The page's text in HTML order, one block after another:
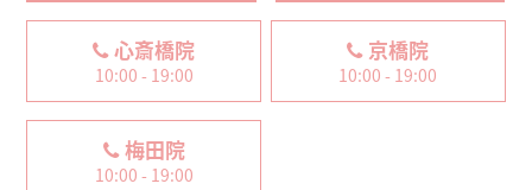
心斎橋院
10:00 - 19:00
京橋院
10:00 - 19:00
梅田院
10:00 - 19:00